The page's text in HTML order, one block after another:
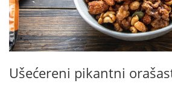
Ušećereni pikantni